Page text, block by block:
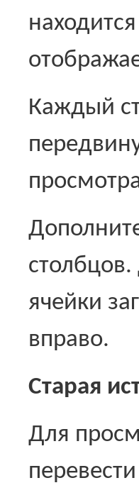
Каждый
столбцов.
ячейки
вправо.
Старая
Для
перевести